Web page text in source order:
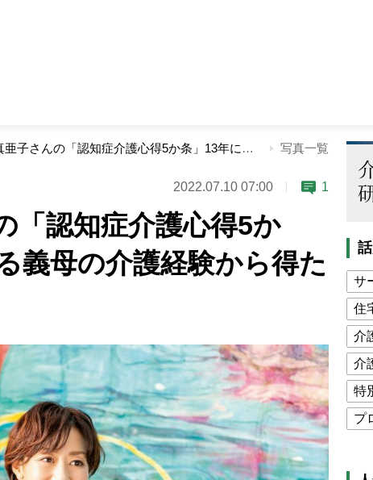
城戸真亜子さんの「認知症介護心得5か条」13年にわたる義母の介護経験から得たこと 写真一覧
2022.07.10 07:00 1
「認知症介護心得5か
義母の介護経験から得た
サ
住
介
介
特
プ